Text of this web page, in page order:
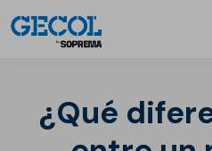
¿Qué diferencias hay